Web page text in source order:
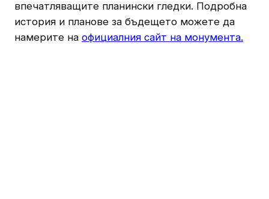
впечатляващите планински гледки. Подробна
история и планове за бъдещето можете да
намерите на официалния сайт на монумента.